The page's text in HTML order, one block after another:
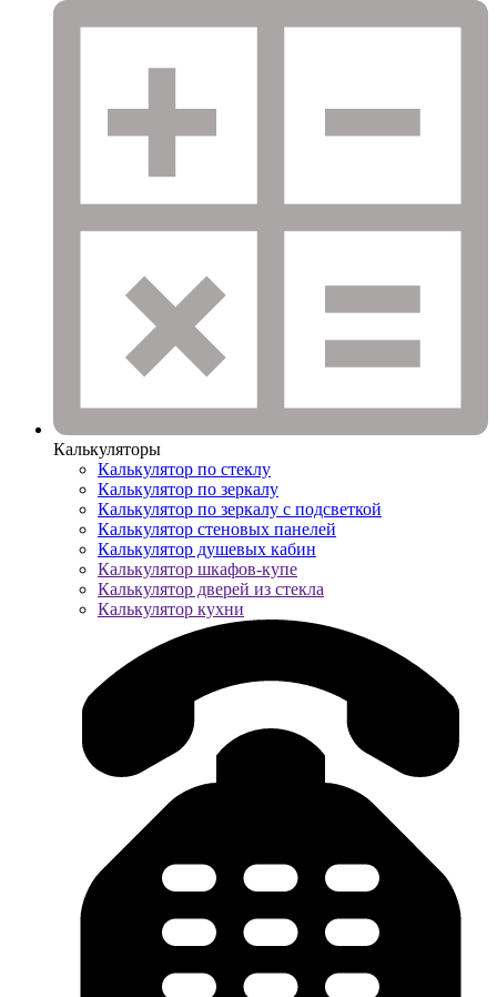
Калькуляторы
Калькулятор по стеклу
Калькулятор по зеркалу
Калькулятор по зеркалу с подсветкой
Калькулятор стеновых панелей
Калькулятор душевых кабин
Калькулятор шкафов-купе
Калькулятор дверей из стекла
Калькулятор кухни